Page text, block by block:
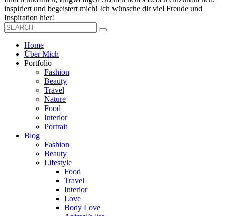
inspiriert und begeistert mich! Ich wünsche dir viel Freude und
Inspiration hier!
Home
Über Mich
Portfolio
Fashion
Beauty
Travel
Nature
Food
Interior
Portrait
Blog
Fashion
Beauty
Lifestyle
Food
Travel
Interior
Love
Body Love